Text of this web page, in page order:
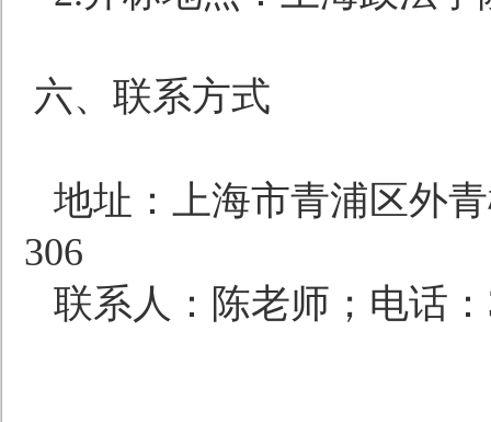
六、联系方式
地址：上海市青浦区外
306
联系人：陈老师；电话：